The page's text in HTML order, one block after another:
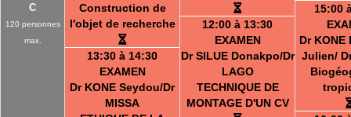
C
120 personnes
max.
Construction de
l'objet de recherche
13:30 à 14:30
EXAMEN
Dr KONE Seydou/Dr
MISSA
12:00 à 13:30
EXAMEN
Dr SILUE Donakpo/Dr
LAGO
TECHNIQUE DE
MONTAGE D'UN CV
15:00
Dr
Julien/